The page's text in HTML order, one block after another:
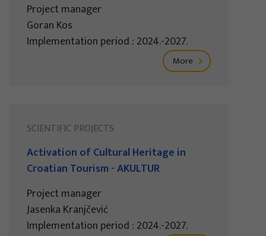
Project manager
Goran Kos
Implementation period : 2024.-2027.
More
SCIENTIFIC PROJECTS
Activation of Cultural Heritage in
Croatian Tourism - AKULTUR
Project manager
Jasenka Kranjčević
Implementation period : 2024.-2027.